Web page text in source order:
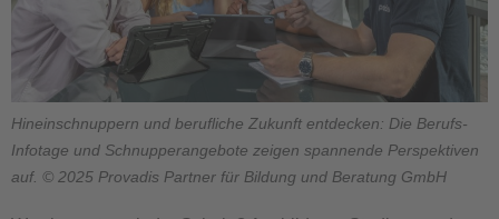
Hineinschnuppern und berufliche Zukunft entdecken: Die Berufs-
Infotage und Schnupperangebote zeigen spannende Perspektiven
auf. © 2025 Provadis Partner für Bildung und Beratung GmbH